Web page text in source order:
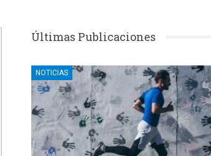
Últimas Publicaciones
NOTICIAS